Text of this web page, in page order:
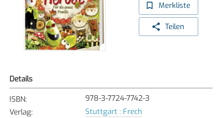
Merkliste
Teilen
Details
ISBN:
978-3-7724-7742-3
Verlag:
Stuttgart : Frech